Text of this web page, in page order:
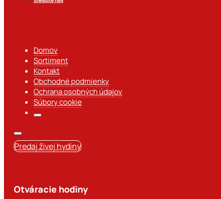
Domov
Sortiment
Kontakt
Obchodné podmienky
Ochrana osobných údajov
Súbory cookie
Predaj živej hydiny
Otváracie hodiny